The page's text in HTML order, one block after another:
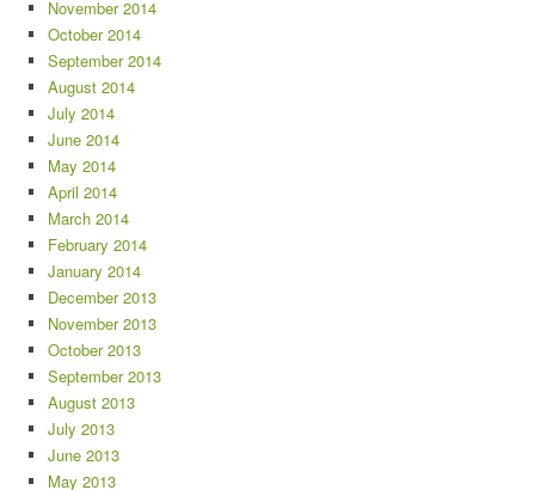
November 2014
October 2014
September 2014
August 2014
July 2014
June 2014
May 2014
April 2014
March 2014
February 2014
January 2014
December 2013
November 2013
October 2013
September 2013
August 2013
July 2013
June 2013
May 2013